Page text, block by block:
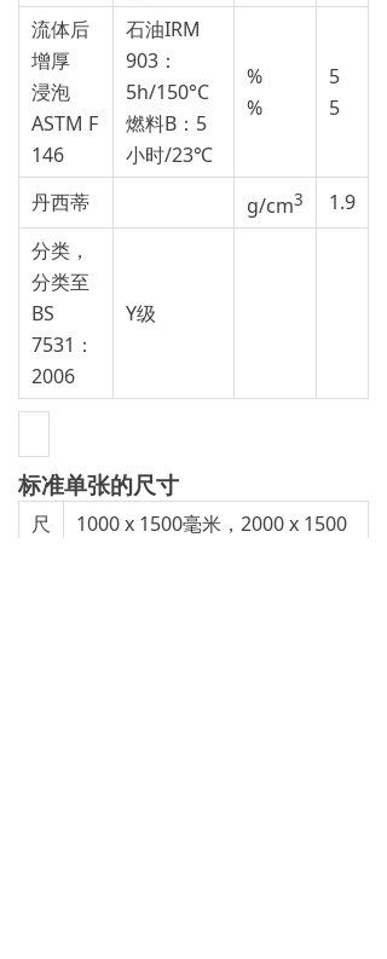
流体后
增厚
浸泡
ASTM F
146
石油IRM
903：
5h/150°C
燃料B：5
小时/23℃
%
%
5
5
丹西蒂 g/cm3
1.9
分类，
分类至
BS
7531：
2006
Y级
标准单张的尺寸
尺
1000 x 1500毫米，2000 x 1500